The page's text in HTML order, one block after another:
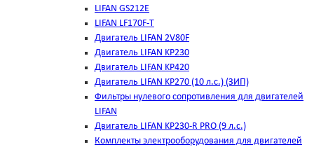
LIFAN GS212E
LIFAN LF170F-T
Двигатель LIFAN 2V80F
Двигатель LIFAN KP230
Двигатель LIFAN KP420
Двигатель LIFAN KP270 (10 л.с.) (ЗИП)
Фильтры нулевого сопротивления для двигателей
LIFAN
Двигатель LIFAN KP230-R PRO (9 л.с.)
Комплекты электрооборудования для двигателей